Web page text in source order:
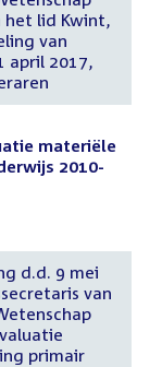
het lid Kwint,
van
april 2017,
materiële
2010-
d.d. 9 mei
van
primair